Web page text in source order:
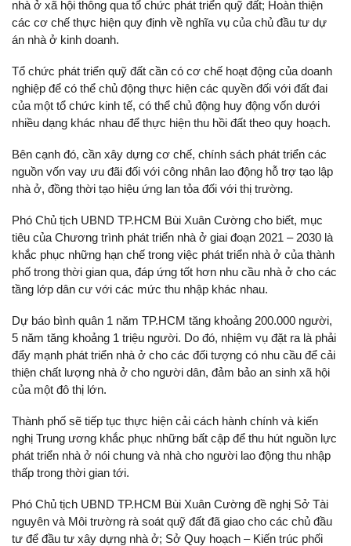
nhà ở xã hội thông qua tổ chức phát triển quỹ đất; Hoàn thiện
các cơ chế thực hiện quy định về nghĩa vụ của chủ đầu tư dự
án nhà ở kinh doanh.
Tổ chức phát triển quỹ đất cần có cơ chế hoạt động của doanh
nghiệp để có thể chủ động thực hiện các quyền đối với đất đai
của một tổ chức kinh tế, có thể chủ động huy động vốn dưới
nhiều dạng khác nhau để thực hiện thu hồi đất theo quy hoạch.
Bên cạnh đó, cần xây dựng cơ chế, chính sách phát triển các
nguồn vốn vay ưu đãi đối với công nhân lao động hỗ trợ tạo lập
nhà ở, đồng thời tạo hiệu ứng lan tỏa đối với thị trường.
Phó Chủ tịch UBND TP.HCM Bùi Xuân Cường cho biết, mục
tiêu của Chương trình phát triển nhà ở giai đoạn 2021 – 2030 là
khắc phục những hạn chế trong việc phát triển nhà ở của thành
phố trong thời gian qua, đáp ứng tốt hơn nhu cầu nhà ở cho các
tầng lớp dân cư với các mức thu nhập khác nhau.
Dự báo bình quân 1 năm TP.HCM tăng khoảng 200.000 người,
5 năm tăng khoảng 1 triệu người. Do đó, nhiệm vụ đặt ra là phải
đẩy mạnh phát triển nhà ở cho các đối tượng có nhu cầu để cải
thiện chất lượng nhà ở cho người dân, đảm bảo an sinh xã hội
của một đô thị lớn.
Thành phố sẽ tiếp tục thực hiện cải cách hành chính và kiến
nghị Trung ương khắc phục những bất cập để thu hút nguồn lực
phát triển nhà ở nói chung và nhà cho người lao động thu nhập
thấp trong thời gian tới.
Phó Chủ tịch UBND TP.HCM Bùi Xuân Cường đề nghị Sở Tài
nguyên và Môi trường rà soát quỹ đất đã giao cho các chủ đầu
tư để đầu tư xây dựng nhà ở; Sở Quy hoạch – Kiến trúc phối